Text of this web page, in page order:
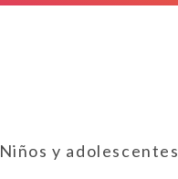
Niños y adolescentes